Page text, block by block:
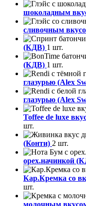
шоколадным
сливочным
(КДВ) 1 шт.
(КДВ) 1 шт.
глазурью (Alex
глазурью (Alex
Toffee de luxe
шт.
(Конти) 2 шт.
орех.начинкой
Кар.Кремка со
шт.